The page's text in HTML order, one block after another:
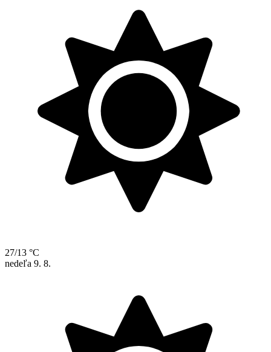
27/13 °C
nedeľa 9. 8.